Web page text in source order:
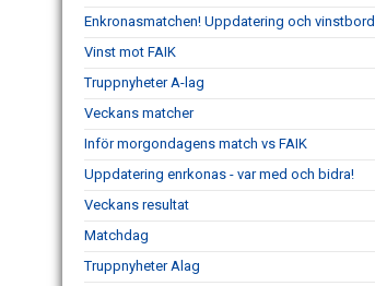
Enkronasmatchen! Uppdatering och vinstbord
Vinst mot FAIK
Truppnyheter A-lag
Veckans matcher
Inför morgondagens match vs FAIK
Uppdatering enrkonas - var med och bidra!
Veckans resultat
Matchdag
Truppnyheter Alag